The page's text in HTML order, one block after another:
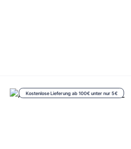
Kostenlose Lieferung ab 100€ unter nur 5€